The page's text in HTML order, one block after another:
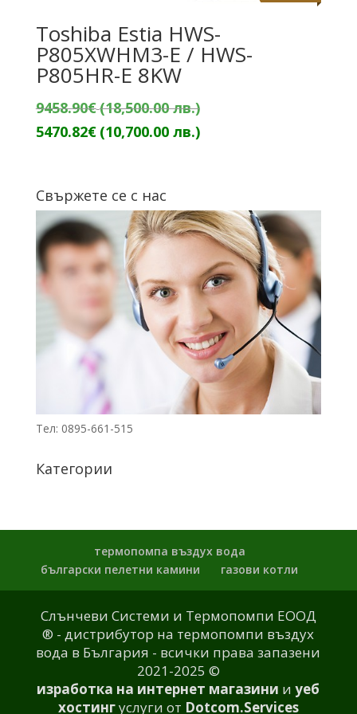
Toshiba Estia HWS-
P805XWHM3-E / HWS-
P805HR-E 8KW
9458.90€(18,500.00 лв.)Original
price
лв.).
5470.82€ (10,700.00 лв.)Текущата
(10,700.00
лв.).
Свържете се с нас
Тел: 0895-661-515
Категории
термопомпа въздух вода
български пелетни камини
газови котли
Слънчеви Системи и Термопомпи ЕООД
® - дистрибутор на термопомпи въздух
вода в България - всички права запазени
2021-2025 ©
изработка на интернет магазини иуеб
хостингуслуги от Dotcom.Services